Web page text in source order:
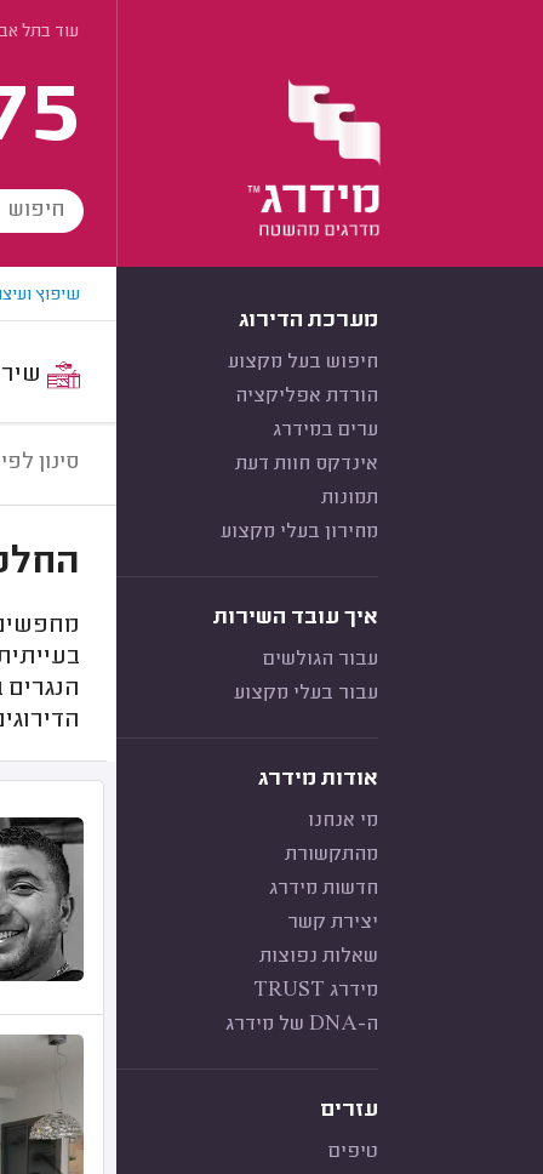
עוד בתל
מערכת הדירוג
חיפוש בעל מקצוע
הורדת אפליקציה
ערים במידרג
אינדקס חוות דעת
תמונות
מחירון בעלי מקצוע
איך עובד השירות
עבור הגולשים
עבור בעלי מקצוע
אודות מידרג
מי אנחנו
מהתקשורת
חדשות מידרג
יצירת קשר
שאלות נפוצות
מידרג TRUST
ה-DNA של מידרג
עזרים
טיפים
שיפוץ
סינון